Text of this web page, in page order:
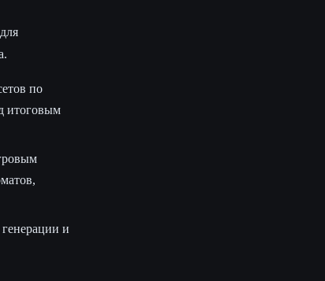
по
итоговым
и